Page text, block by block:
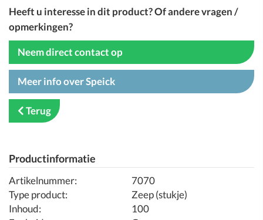
Heeft u interesse in dit product? Of andere vragen /
opmerkingen?
Neem direct contact op
Meer info over Speick
Terug
Productinformatie
Artikelnummer:
7070
Type product:
Zeep (stukje)
Inhoud:
100